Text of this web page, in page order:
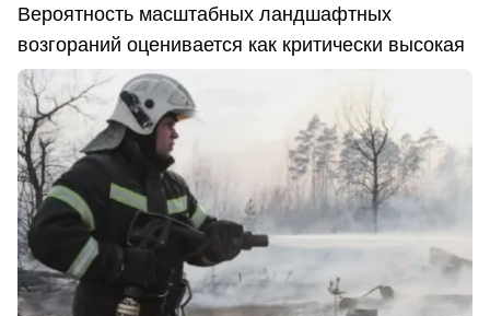
Вероятность масштабных ландшафтных
возгораний оценивается как критически высокая